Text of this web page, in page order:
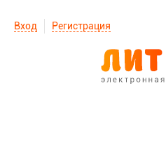
Вход Регистрация